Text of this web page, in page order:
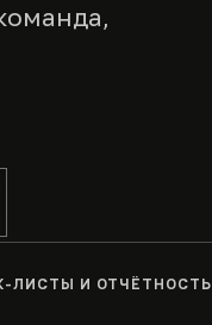
ЛИСТЫ И ОТЧЁТНОСТЬ